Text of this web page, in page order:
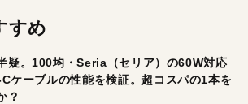
すめ
疑。100均・Seria（セリア）の60W対応
ケーブルの性能を検証。超コスパの1本を
？